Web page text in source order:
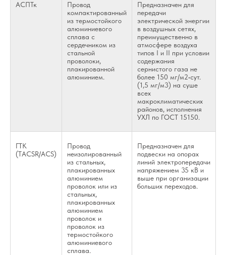
АСПТк
Провод
компактированный
из термостойкого
алюминиевого
сплава с
сердечником из
стальной
проволоки,
плакированной
алюминием.
Предназначен для
передачи
электрической энергии
в воздушных сетях,
преимущественно в
атмосфере воздуха
типов I и II при условии
содержания
сернистого газа не
более 150 мг/м2•сут.
(1,5 мг/м3) на суше
всех
макроклиматических
районов, исполнения
УХЛ по ГОСТ 15150.
ГТК
(TACSR/ACS)
Провод
неизолированный
из стальных,
плакированных
алюминием
проволок или из
стальных,
плакированных
алюминием
проволок и
проволок из
термостойкого
алюминиевого
сплава.
Предназначен для
подвески на опорах
линий электропередачи
напряжением 35 кВ и
выше при организации
больших переходов.